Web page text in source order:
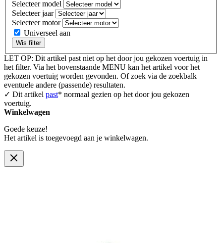
Selecteer model
Selecteer jaar
Selecteer motor
Universeel aan
Wis filter
LET OP: Dit artikel past niet op het door jou gekozen voertuig in
het filter. Via het bovenstaande MENU kan het artikel voor het
gekozen voertuig worden gevonden. Of zoek via de zoekbalk
eventuele andere (passende) resultaten.
✓ Dit artikel past* normaal gezien op het door jou gekozen
voertuig.
Winkelwagen
Goede keuze!
Het artikel is toegevoegd aan je winkelwagen.